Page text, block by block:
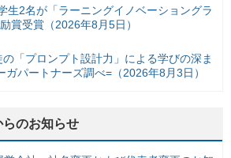
生2名が「ラーニングイノベーショングラ
賞受賞（2026年8月5日）
「プロンプト設計力」による学びの深ま
ガパートナーズ調べ=（2026年8月3日）
らのお知らせ